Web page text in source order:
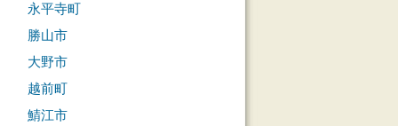
永平寺町
勝山市
大野市
越前町
鯖江市